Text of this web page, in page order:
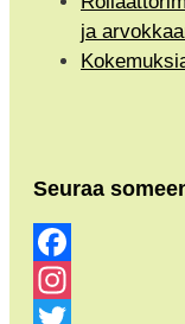
ja
Seuraa
Facebook
Instagram